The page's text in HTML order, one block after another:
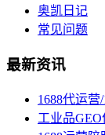
奥凯日记
常见问题
最新资讯
1688代运
工业品